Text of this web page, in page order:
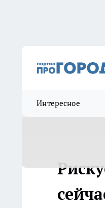
Интересное